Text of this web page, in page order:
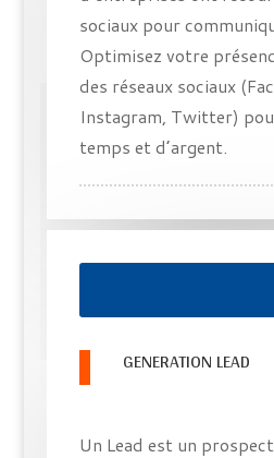
sociaux pour
Optimisez votre
des réseaux sociaux
Instagram, Twitter)
temps et d’argent.
GENERATION LEAD
Un Lead est un